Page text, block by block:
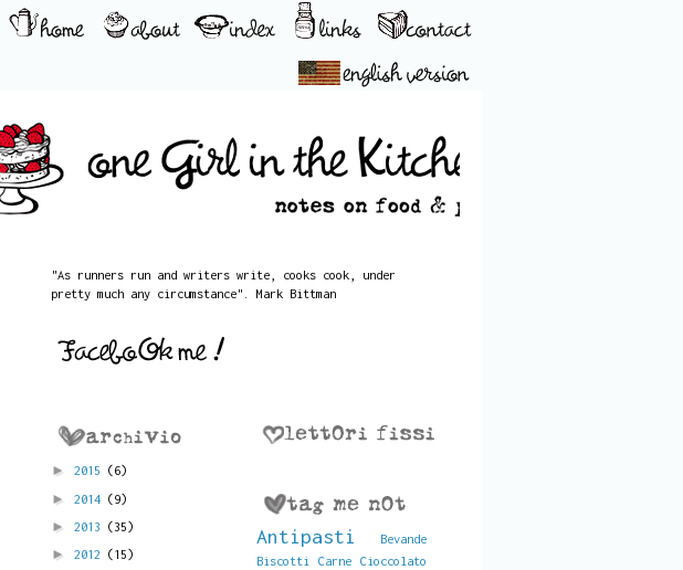
"As runners run and writers write, cooks cook, under
pretty much any circumstance". Mark Bittman
► 2015 (6)
► 2014 (9)
► 2013 (35)
► 2012 (15)
Antipasti
Bevande
Biscotti
Carne Cioccolato